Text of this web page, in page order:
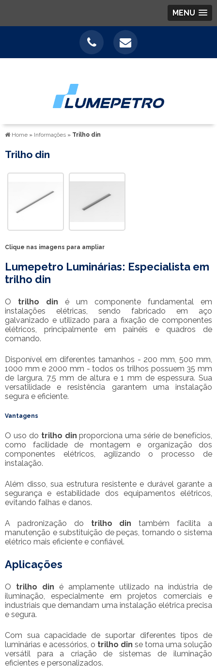
MENU
Home » Informações » Trilho din
Trilho din
Clique nas imagens para ampliar
Lumepetro Luminárias: Especialista em
trilho din
O trilho din é um componente fundamental em
instalações elétricas, sendo fabricado em aço
galvanizado e utilizado para a fixação de componentes
elétricos, principalmente em painéis e quadros de
comando.
Disponível em diferentes tamanhos - 200 mm, 500 mm,
1000 mm e 2000 mm - todos os trilhos possuem 35 mm
de largura, 7,5 mm de altura e 1 mm de espessura. Sua
versatilidade e resistência garantem uma instalação
segura e eficiente.
Vantagens
O uso do trilho din proporciona uma série de benefícios,
como facilidade de montagem e organização dos
componentes elétricos, agilizando o processo de
instalação.
Além disso, sua estrutura resistente e durável garante a
segurança e estabilidade dos equipamentos elétricos,
evitando falhas e danos.
A padronização do trilho din também facilita a
manutenção e substituição de peças, tornando o sistema
elétrico mais eficiente e confiável.
Aplicações
O trilho din é amplamente utilizado na indústria de
iluminação, especialmente em projetos comerciais e
industriais que demandam uma instalação elétrica precisa
e segura.
Com sua capacidade de suportar diferentes tipos de
luminárias e acessórios, o trilho din se torna uma solução
versátil para a criação de sistemas de iluminação
eficientes e personalizados.